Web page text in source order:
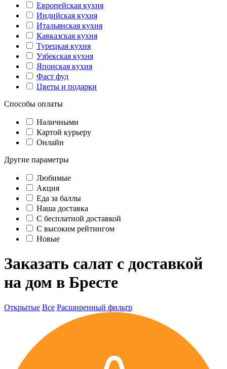
Европейская кухня
Индийская кухня
Итальянская кухня
Кавказская кухня
Турецкая кухня
Узбекская кухня
Японская кухня
Фаст фуд
Цветы и подарки
Способы оплаты
Наличными
Картой курьеру
Онлайн
Другие параметры
Любимые
Акция
Еда за баллы
Наша доставка
C бесплатной доставкой
С высоким рейтингом
Новые
Заказать салат с доставкой
на дом в Бресте
Открытые Все Расширенный фильтр